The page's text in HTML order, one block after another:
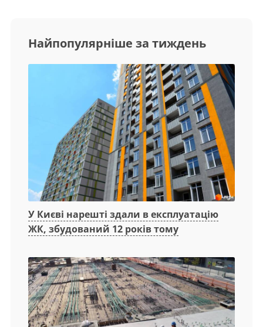
Найпопулярніше за тиждень
У Києві нарешті здали в експлуатацію
ЖК, збудований 12 років тому